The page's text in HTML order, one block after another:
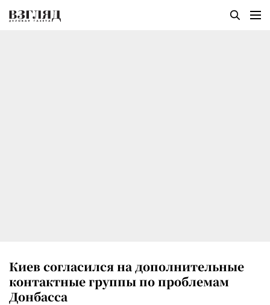
Киев согласился на дополнительные
контактные группы по проблемам
Донбасса